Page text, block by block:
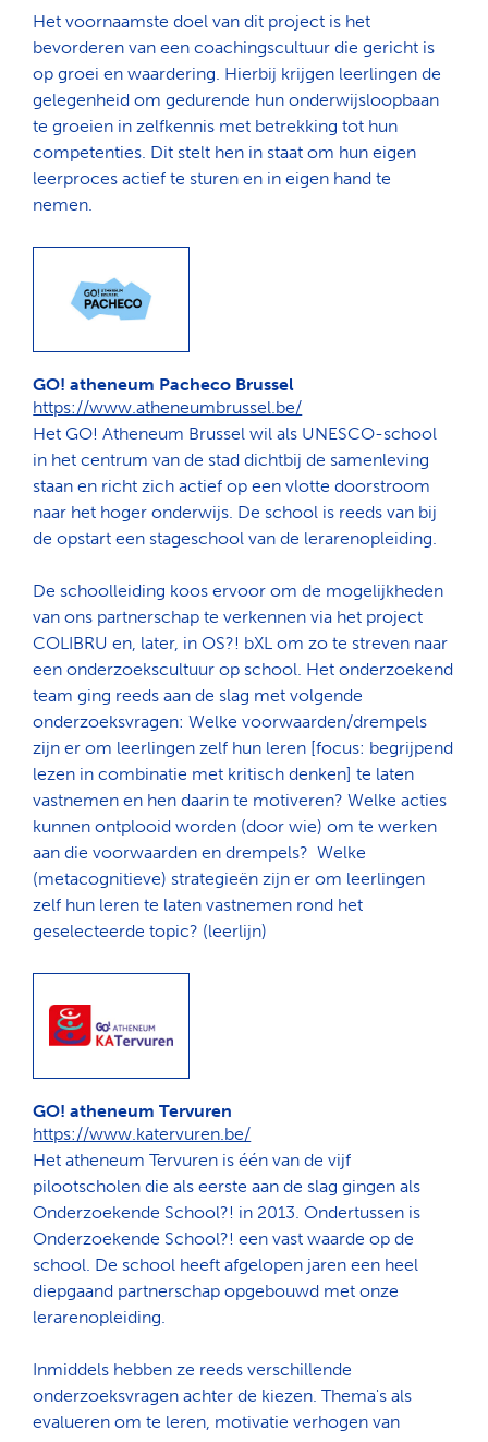
Het voornaamste doel van dit project is het
bevorderen van een coachingscultuur die gericht is
op groei en waardering. Hierbij krijgen leerlingen de
gelegenheid om gedurende hun onderwijsloopbaan
te groeien in zelfkennis met betrekking tot hun
competenties. Dit stelt hen in staat om hun eigen
leerproces actief te sturen en in eigen hand te
nemen.
GO! atheneum Pacheco Brussel
https://www.atheneumbrussel.be/
Het GO! Atheneum Brussel wil als UNESCO-school
in het centrum van de stad dichtbij de samenleving
staan en richt zich actief op een vlotte doorstroom
naar het hoger onderwijs. De school is reeds van bij
de opstart een stageschool van de lerarenopleiding.
De schoolleiding koos ervoor om de mogelijkheden
van ons partnerschap te verkennen via het project
COLIBRU en, later, in OS?! bXL om zo te streven naar
een onderzoekscultuur op school. Het onderzoekend
team ging reeds aan de slag met volgende
onderzoeksvragen: Welke voorwaarden/drempels
zijn er om leerlingen zelf hun leren [focus: begrijpend
lezen in combinatie met kritisch denken] te laten
vastnemen en hen daarin te motiveren? Welke acties
kunnen ontplooid worden (door wie) om te werken
aan die voorwaarden en drempels? Welke
(metacognitieve) strategieën zijn er om leerlingen
zelf hun leren te laten vastnemen rond het
geselecteerde topic? (leerlijn)
GO! atheneum Tervuren
https://www.katervuren.be/
Het atheneum Tervuren is één van de vijf
pilootscholen die als eerste aan de slag gingen als
Onderzoekende School?! in 2013. Ondertussen is
Onderzoekende School?! een vast waarde op de
school. De school heeft afgelopen jaren een heel
diepgaand partnerschap opgebouwd met onze
lerarenopleiding.
Inmiddels hebben ze reeds verschillende
onderzoeksvragen achter de kiezen. Thema's als
evalueren om te leren, motivatie verhogen van